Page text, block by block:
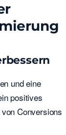
und eine
positives
Conversions